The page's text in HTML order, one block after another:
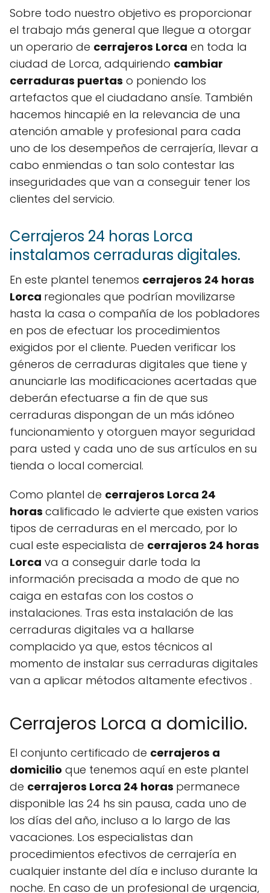
Sobre todo nuestro objetivo es proporcionar
el trabajo más general que llegue a otorgar
un operario de cerrajeros Lorca en toda la
ciudad de Lorca, adquiriendo cambiar
cerraduras puertas o poniendo los
artefactos que el ciudadano ansíe. También
hacemos hincapié en la relevancia de una
atención amable y profesional para cada
uno de los desempeños de cerrajería, llevar a
cabo enmiendas o tan solo contestar las
inseguridades que van a conseguir tener los
clientes del servicio.
Cerrajeros 24 horas Lorca
instalamos cerraduras digitales.
En este plantel tenemos cerrajeros 24 horas
Lorca regionales que podrían movilizarse
hasta la casa o compañía de los pobladores
en pos de efectuar los procedimientos
exigidos por el cliente. Pueden verificar los
géneros de cerraduras digitales que tiene y
anunciarle las modificaciones acertadas que
deberán efectuarse a fin de que sus
cerraduras dispongan de un más idóneo
funcionamiento y otorguen mayor seguridad
para usted y cada uno de sus artículos en su
tienda o local comercial.
Como plantel de cerrajeros Lorca 24
horas calificado le advierte que existen varios
tipos de cerraduras en el mercado, por lo
cual este especialista de cerrajeros 24 horas
Lorca va a conseguir darle toda la
información precisada a modo de que no
caiga en estafas con los costos o
instalaciones. Tras esta instalación de las
cerraduras digitales va a hallarse
complacido ya que, estos técnicos al
momento de instalar sus cerraduras digitales
van a aplicar métodos altamente efectivos .
Cerrajeros Lorca a domicilio.
El conjunto certificado de cerrajeros a
domicilio que tenemos aquí en este plantel
de cerrajeros Lorca 24 horas permanece
disponible las 24 hs sin pausa, cada uno de
los días del año, incluso a lo largo de las
vacaciones. Los especialistas dan
procedimientos efectivos de cerrajería en
cualquier instante del día e incluso durante la
noche. En caso de un profesional de urgencia,